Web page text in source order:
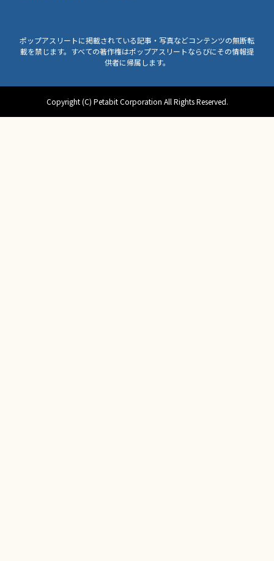
ポップアスリートに掲載されている記事・写真などコンテンツの無断転
載を禁じます。すべての著作権はポップアスリートならびにその情報提
供者に帰属します。
Copyright (C) Petabit Corporation All Rights Reserved.